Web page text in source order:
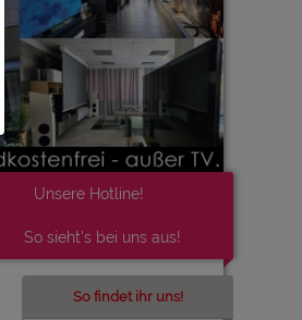
Unsere Hotline!
So sieht's bei uns aus!
So findet ihr uns!